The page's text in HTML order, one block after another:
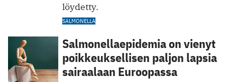
löydetty.
SALMONELLA
Salmonellaepidemia on vienyt
poikkeuksellisen paljon lapsia
sairaalaan Euroopassa